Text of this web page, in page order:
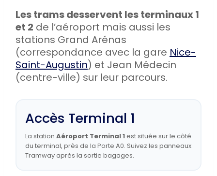
Les trams desservent les terminaux 1
et 2 de l’aéroport mais aussi les
stations Grand Arénas
(correspondance avec la gare Nice-
Saint-Augustin) et Jean Médecin
(centre-ville) sur leur parcours.
Accès Terminal 1
La station Aéroport Terminal 1est située sur le côté
du terminal, près de la Porte A0. Suivez les panneaux
Tramway après la sortie bagages.